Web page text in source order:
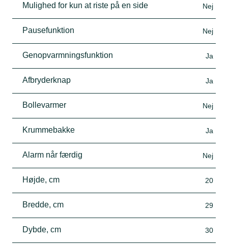
Mulighed for kun at riste på en side Nej
Pausefunktion Nej
Genopvarmningsfunktion Ja
Afbryderknap Ja
Bollevarmer Nej
Krummebakke Ja
Alarm når færdig Nej
Højde, cm 20
Bredde, cm 29
Dybde, cm 30